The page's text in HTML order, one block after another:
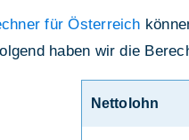
für Österreich
haben wir die
Nettolohn